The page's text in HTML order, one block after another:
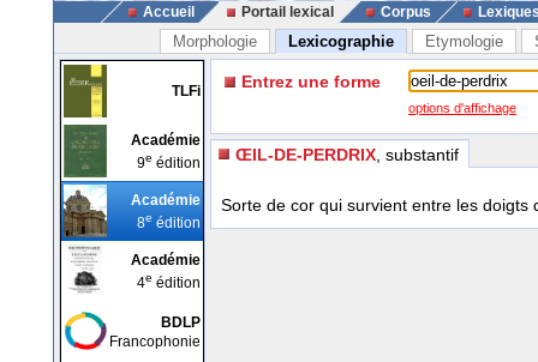
Accueil Portail lexical Corpus
Morphologie Lexicographie Etymologie
TLFi
Académie
9e édition
Académie
8e édition
Académie
4e édition
BDLP
Francophonie
Entrez une forme
options d'affichage
ŒIL-DE-PERDRIX , substantif
Sorte de cor qui survient entre les